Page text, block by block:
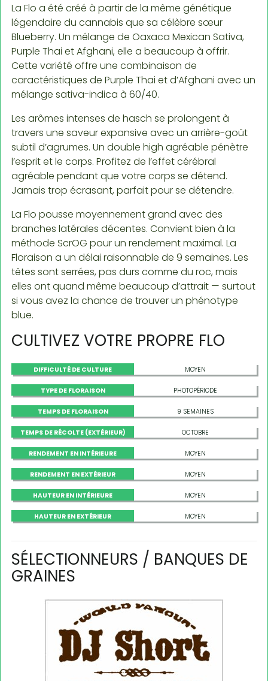
La Flo a été créé à partir de la même génétique
légendaire du cannabis que sa célèbre sœur
Blueberry. Un mélange de Oaxaca Mexican Sativa,
Purple Thai et Afghani, elle a beaucoup à offrir.
Cette variété offre une combinaison de
caractéristiques de Purple Thai et d’Afghani avec un
mélange sativa-indica à 60/40.
Les arômes intenses de hasch se prolongent à
travers une saveur expansive avec un arrière-goût
subtil d’agrumes. Un double high agréable pénètre
l’esprit et le corps. Profitez de l’effet cérébral
agréable pendant que votre corps se détend.
Jamais trop écrasant, parfait pour se détendre.
La Flo pousse moyennement grand avec des
branches latérales décentes. Convient bien à la
méthode ScrOG pour un rendement maximal. La
Floraison a un délai raisonnable de 9 semaines. Les
têtes sont serrées, pas durs comme du roc, mais
elles ont quand même beaucoup d’attrait — surtout
si vous avez la chance de trouver un phénotype
blue.
CULTIVEZ VOTRE PROPRE FLO
DIFFICULTÉ DE CULTURE MOYEN
TYPE DE FLORAISON PHOTOPÉRIODE
TEMPS DE FLORAISON 9 SEMAINES
TEMPS DE RÉCOLTE (EXTÉRIEUR) OCTOBRE
RENDEMENT EN INTÉRIEURE MOYEN
RENDEMENT EN EXTÉRIEUR MOYEN
HAUTEUR EN INTÉRIEURE MOYEN
HAUTEUR EN EXTÉRIEUR MOYEN
SÉLECTIONNEURS / BANQUES DE
GRAINES